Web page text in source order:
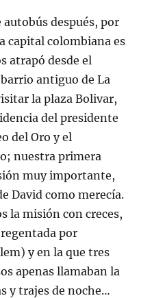
después, por
capital colombiana es
atrapó desde el
antiguo de La
la plaza Bolivar,
del presidente
del Oro y el
nuestra primera
muy importante,
David como merecía.
la misión con creces,
por
y en la que tres
apenas llamaban la
y trajes de noche…